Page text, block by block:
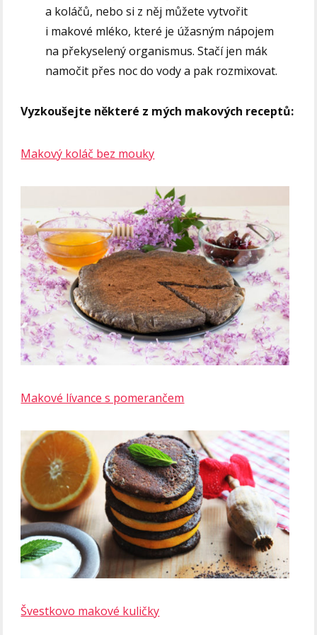
a koláčů, nebo si z něj můžete vytvořit
i makové mléko, které je úžasným nápojem
na překyselený organismus. Stačí jen mák
namočit přes noc do vody a pak rozmixovat.
Vyzkoušejte některé z mých makových receptů:
Makový koláč bez mouky
Makové lívance s pomerančem
Švestkovo makové kuličky